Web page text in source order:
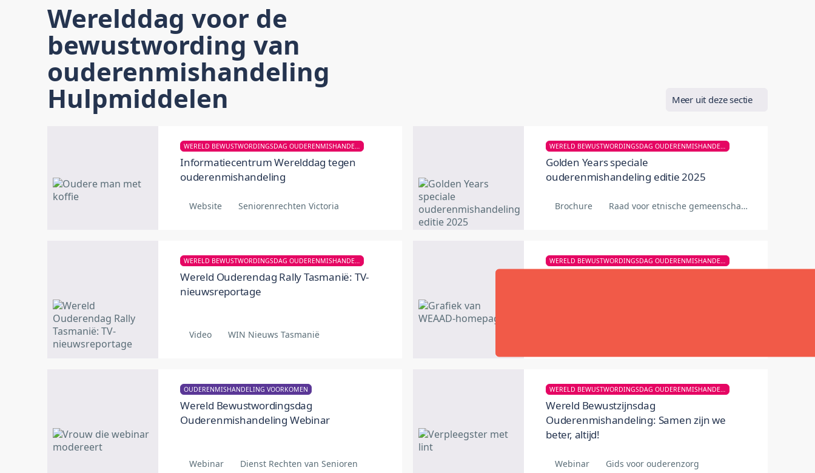
Werelddag voor de
bewustwording van
ouderenmishandeling
Hulpmiddelen Meer uit deze sectie
WERELD BEWUSTWORDINGSDAG OUDERENMISHANDELING
Informatiecentrum Werelddag tegen
ouderenmishandeling
Website Seniorenrechten Victoria
WERELD BEWUSTWORDINGSDAG OUDERENMISHANDELING
Golden Years speciale
ouderenmishandeling editie 2025
Brochure Raad voor etnische gemeenschappen van Victoria
Wereld Ouderendag Rally Tasmanië: TV-
nieuwsreportage
Video WIN Nieuws Tasmanië
OUDERENMISHANDELING VOORKOMEN
Wereld Bewustwordingsdag
Ouderenmishandeling Webinar
Webinar Dienst Rechten van Senioren
WERELD BEWUSTWORDINGSDAG OUDERENMISHANDELING
Wereld Bewustzijnsdag
Ouderenmishandeling: Samen zijn we
beter, altijd!
Webinar Gids voor ouderenzorg